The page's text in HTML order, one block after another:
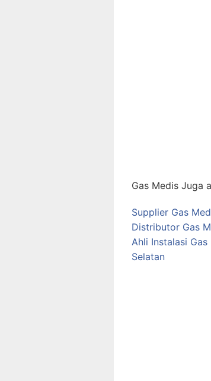
Gas Medis Juga
Supplier Gas
Distributor Gas
Ahli Instalasi
Selatan